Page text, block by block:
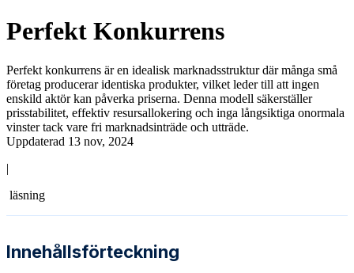
Perfekt Konkurrens
Perfekt konkurrens är en idealisk marknadsstruktur där många små
företag producerar identiska produkter, vilket leder till att ingen
enskild aktör kan påverka priserna. Denna modell säkerställer
prisstabilitet, effektiv resursallokering och inga långsiktiga onormala
vinster tack vare fri marknadsinträde och utträde.
Uppdaterad 13 nov, 2024
|
läsning
Innehållsförteckning